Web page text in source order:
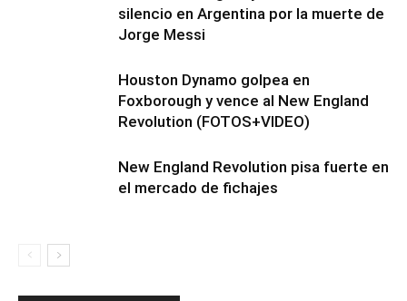
silencio en Argentina por la muerte de
Jorge Messi
Houston Dynamo golpea en
Foxborough y vence al New England
Revolution (FOTOS+VIDEO)
New England Revolution pisa fuerte en
el mercado de fichajes